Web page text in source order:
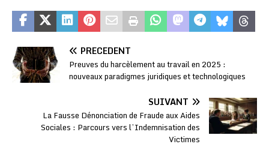
PRÉCÉDENT
Preuves du harcèlement au travail en 2025 :
nouveaux paradigmes juridiques et technologiques
SUIVANT
La Fausse Dénonciation de Fraude aux Aides
Sociales : Parcours vers l’Indemnisation des
Victimes